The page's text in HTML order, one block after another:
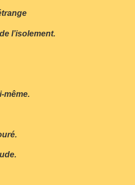
l’isolement.
même.